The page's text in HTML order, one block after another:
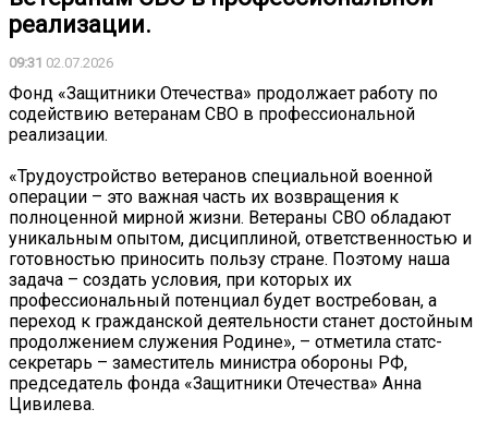
реализации.
09:31 02.07.2026
Фонд «Защитники Отечества» продолжает работу по
содействию ветеранам СВО в профессиональной
реализации.
«Трудоустройство ветеранов специальной военной
операции – это важная часть их возвращения к
полноценной мирной жизни. Ветераны СВО обладают
уникальным опытом, дисциплиной, ответственностью и
готовностью приносить пользу стране. Поэтому наша
задача – создать условия, при которых их
профессиональный потенциал будет востребован, а
переход к гражданской деятельности станет достойным
продолжением служения Родине», – отметила статс-
секретарь – заместитель министра обороны РФ,
председатель фонда «Защитники Отечества» Анна
Цивилева.